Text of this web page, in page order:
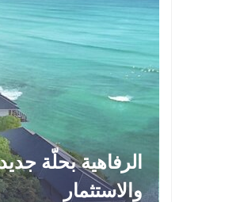
الرفاهية بحلّة
والاستثمار